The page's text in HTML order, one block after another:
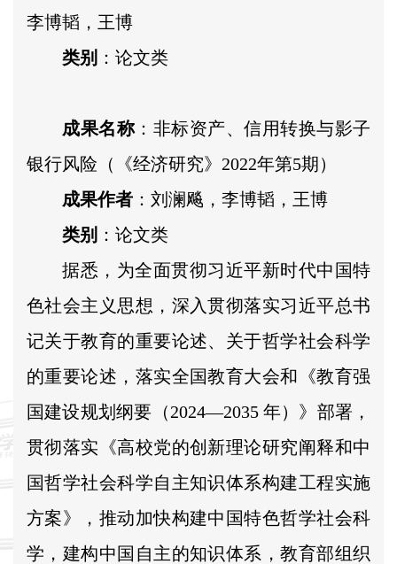
李博韬，王博
类别 ：论文类
成果名称：非标资产、信用转换与影子
银行风险（《经济研究》2022年第5期）
成果作者 ：刘澜飚，李博韬，王博
类别 ：论文类
据悉，为全面贯彻习近平新时代中国特
色社会主义思想，深入贯彻落实习近平总书
记关于教育的重要论述、关于哲学社会科学
的重要论述，落实全国教育大会和《教育强
国建设规划纲要（2024—2035 年）》部署，
贯彻落实《高校党的创新理论研究阐释和中
国哲学社会科学自主知识体系构建工程实施
方案》，推动加快构建中国特色哲学社会科
学，建构中国自主的知识体系，教育部组织